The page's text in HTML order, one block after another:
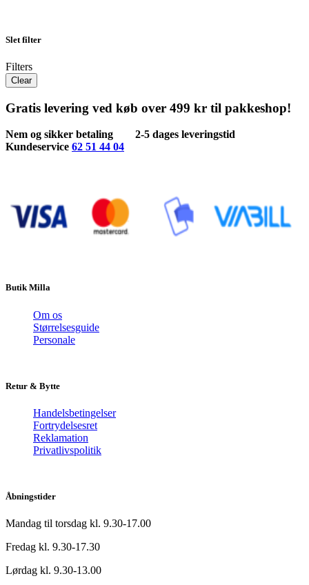
Slet filter
Filters
Clear
Gratis levering ved køb over 499 kr til pakkeshop!
Nem og sikker betaling
2-5 dages leveringstid
Kundeservice 62 51 44 04
Butik Milla
Om os
Størrelsesguide
Personale
Retur & Bytte
Handelsbetingelser
Fortrydelsesret
Reklamation
Privatlivspolitik
Åbningstider
Mandag til torsdag kl. 9.30-17.00
Fredag kl. 9.30-17.30
Lørdag kl. 9.30-13.00